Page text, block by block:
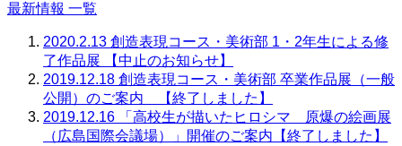
最新情報 一覧
2020.2.13 創造表現コース・美術部 1・2年生による修
了作品展 【中止のお知らせ】
2019.12.18 創造表現コース・美術部 卒業作品展（一般
公開）のご案内 【終了しました】
2019.12.16
「高校生が描いたヒロシマ 原爆の絵画展
（広島国際会議場）」開催のご案内【終了しました】